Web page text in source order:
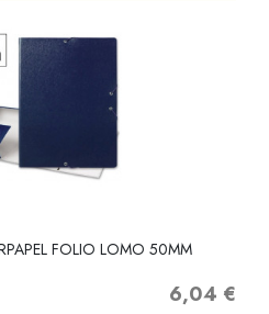
FOLIO LOMO 50MM
Precio
6,04 €